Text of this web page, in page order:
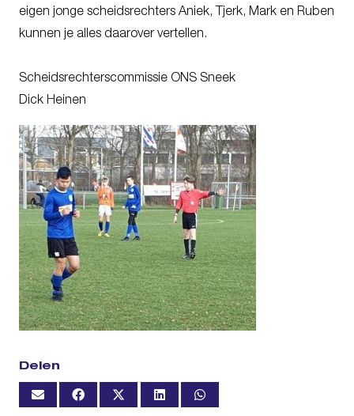
eigen jonge scheidsrechters Aniek, Tjerk, Mark en Ruben
kunnen je alles daarover vertellen.
Scheidsrechterscommissie ONS Sneek
Dick Heinen
Delen